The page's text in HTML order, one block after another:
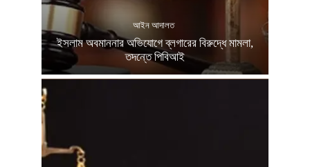
আইন আদালত
ইসলাম অবমাননার অভিযোগে ব্লগারের বিরুদ্ধে মামলা,
তদন্তে পিবিআই